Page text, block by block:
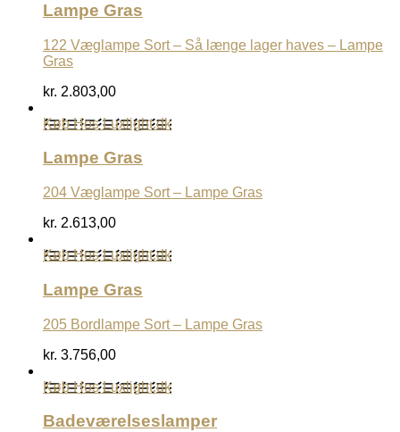
Lampe Gras
122 Væglampe Sort – Så længe lager haves – Lampe
Gras
kr. 2.803,00
Køb Hos Luxlight.dk
Lampe Gras
204 Væglampe Sort – Lampe Gras
kr. 2.613,00
Køb Hos Luxlight.dk
Lampe Gras
205 Bordlampe Sort – Lampe Gras
kr. 3.756,00
Køb Hos Luxlight.dk
Badeværelseslamper